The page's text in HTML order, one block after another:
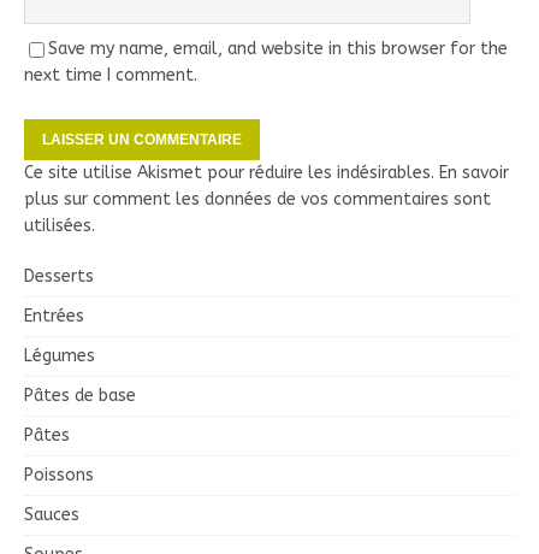
Save my name, email, and website in this browser for the
next time I comment.
Ce site utilise Akismet pour réduire les indésirables. En savoir
plus sur comment les données de vos commentaires sont
utilisées.
Desserts
Entrées
Légumes
Pâtes de base
Pâtes
Poissons
Sauces